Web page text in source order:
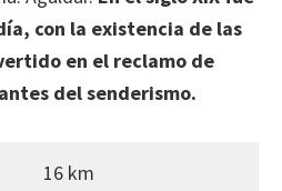
con la existencia de las
en el reclamo de
del senderismo.
16 km